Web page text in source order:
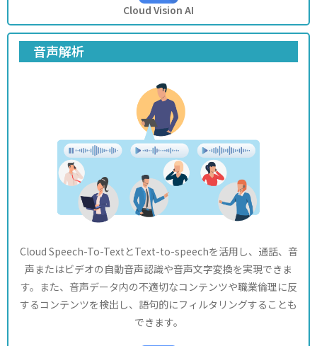
Cloud Vision AI
音声解析
Cloud Speech-To-TextとText-to-speechを活用し、通話、音
声またはビデオの自動音声認識や音声文字変換を実現できま
す。また、音声データ内の不適切なコンテンツや職業倫理に反
するコンテンツを検出し、語句的にフィルタリングすることも
できます。